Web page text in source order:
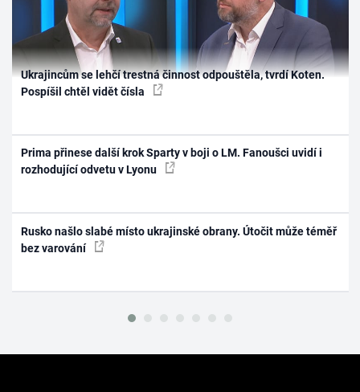
Ukrajincům se lehčí trestná činnost odpouštěla, tvrdí Koten.
Pospíšil chtěl vidět čísla
Prima přinese další krok Sparty v boji o LM. Fanoušci uvidí i
rozhodující odvetu v Lyonu
Rusko našlo slabé místo ukrajinské obrany. Útočit může téměř
bez varování